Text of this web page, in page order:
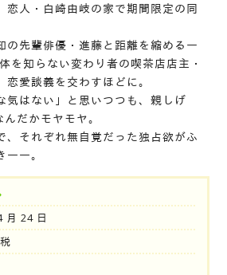
恋人・白崎由岐の家で期間限定の同
の先輩俳優・進藤と距離を縮める一
を知らない変わり者の喫茶店店主・
愛談義を交わすほどに。
気はない」と思いつつも、親しげ
だかモヤモヤ。
、それぞれ無自覚だった独占欲がふ
――。
月 24 日